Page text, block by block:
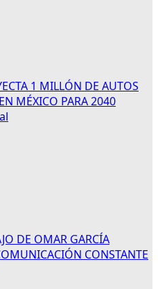
1 MILLÓN DE AUTOS
MÉXICO PARA 2040
DE OMAR GARCÍA
CONSTANTE